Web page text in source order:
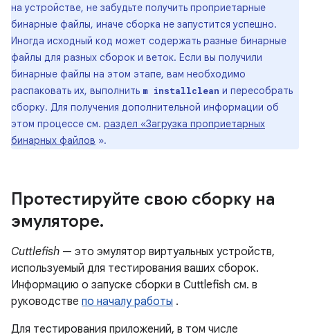
на устройстве, не забудьте получить проприетарные
бинарные файлы, иначе сборка не запустится успешно.
Иногда исходный код может содержать разные бинарные
файлы для разных сборок и веток. Если вы получили
бинарные файлы на этом этапе, вам необходимо
распаковать их, выполнить m installclean и пересобрать
сборку. Для получения дополнительной информации об
этом процессе см. раздел «Загрузка проприетарных
бинарных файлов ».
Протестируйте свою сборку на
эмуляторе.
Cuttlefish — это эмулятор виртуальных устройств,
используемый для тестирования ваших сборок.
Информацию о запуске сборки в Cuttlefish см. в
руководстве по началу работы .
Для тестирования приложений, в том числе